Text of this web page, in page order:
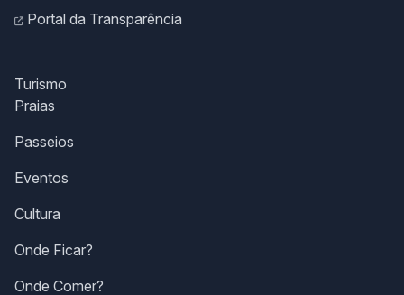
Portal da Transparência
Turismo
Praias
Passeios
Eventos
Cultura
Onde Ficar?
Onde Comer?